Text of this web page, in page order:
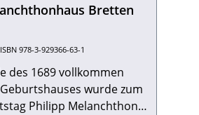
Bretten
ISBN 978-3-929366-63-1
des 1689 vollkommen
wurde zum
Philipp Melanchthons